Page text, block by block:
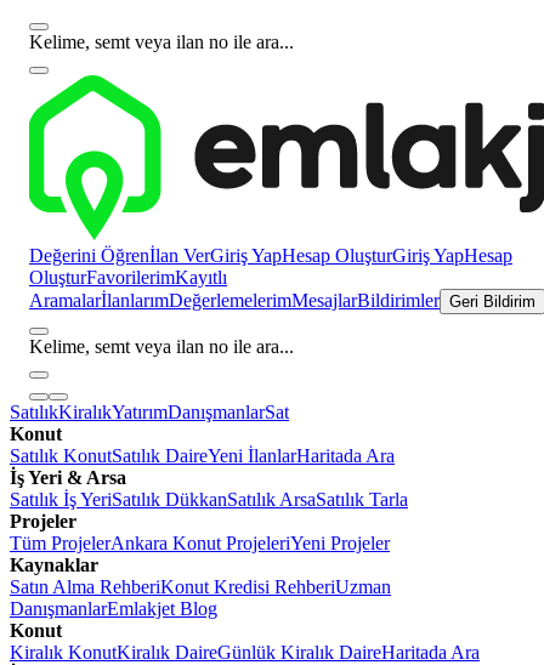
Kelime, semt veya ilan no ile ara...
Değerini Öğrenİlan VerGiriş YapHesap OluşturGiriş YapHesap
OluşturFavorilerimKayıtlı
AramalarİlanlarımDeğerlemelerimMesajlarBildirimler Geri Bildirim
Kelime, semt veya ilan no ile ara...
SatılıkKiralıkYatırımDanışmanlarSat
Konut
Satılık KonutSatılık DaireYeni İlanlarHaritada Ara
İş Yeri & Arsa
Satılık İş YeriSatılık DükkanSatılık ArsaSatılık Tarla
Projeler
Tüm ProjelerAnkara Konut ProjeleriYeni Projeler
Kaynaklar
Satın Alma RehberiKonut Kredisi RehberiUzman
DanışmanlarEmlakjet Blog
Konut
Kiralık KonutKiralık DaireGünlük Kiralık DaireHaritada Ara